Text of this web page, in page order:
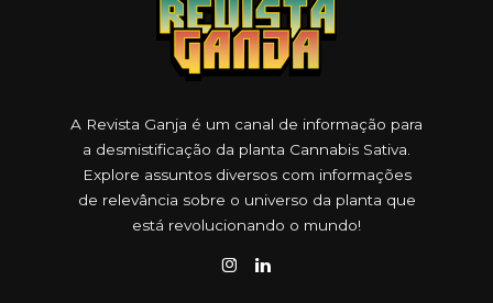
A Revista Ganja é um canal de informação para
a desmistificação da planta Cannabis Sativa.
Explore assuntos diversos com informações
de relevância sobre o universo da planta que
está revolucionando o mundo!